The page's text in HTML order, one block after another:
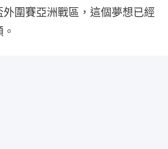
圍賽亞洲戰區，這個夢想已經